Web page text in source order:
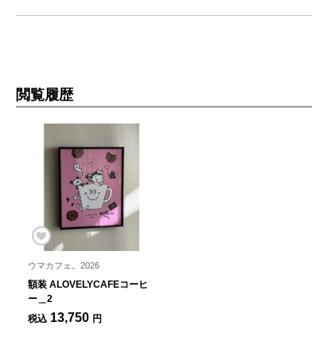
閲覧履歴
ウマカフェ。2026
額装 ALOVELYCAFEコーヒ
ー＿2
税込 13,750 円